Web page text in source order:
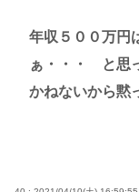
年収５００万円
ぁ・・・ と思
かねないから黙